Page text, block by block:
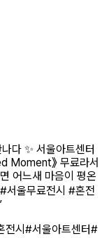
다 ✨ 서울아트센터
Moment》 무료라서
어느새 마음이 평온
서울무료전시 #혼전
전시 #서울아트센터#